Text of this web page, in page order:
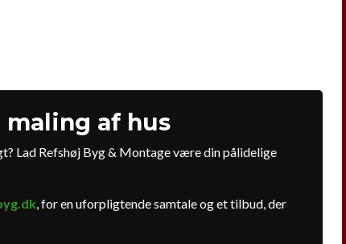
af hus
Lad Refshøj Byg & Montage være din pålidelige
, for en uforpligtende samtale og et tilbud, der